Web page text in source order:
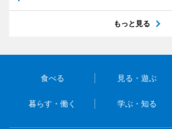
もっと見る
食べる 見る・遊ぶ
暮らす・働く 学ぶ・知る